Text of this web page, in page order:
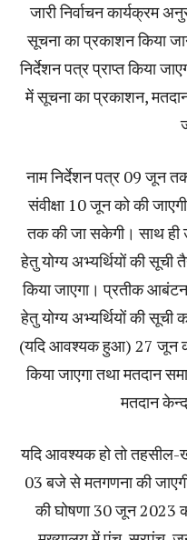
जारी निर्वाचन कार्यक्रम
सूचना का प्रकाशन किया
निर्देशन पत्र प्राप्त किया
में सूचना का प्रकाशन,
नाम निर्देशन पत्र 09 जून
संवीक्षा 10 जून को की
तक की जा सकेगी। साथ ही
हेतु योग्य अभ्यर्थियों की सूची
किया जाएगा। प्रतीक
हेतु योग्य अभ्यर्थियों की सूची
(यदि आवश्यक हुआ) 27 जून
किया जाएगा तथा मतदान
मतदान
यदि आवश्यक हो तो
03 बजे से मतगणना की
की घोषणा 30 जून 2023